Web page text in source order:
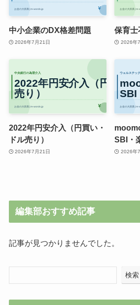
中小企業のDX格差問題
2026年7月21日
保育士
2026年
2022年円安介入（円買い・
ドル売り）
2026年7月21日
SBI・
2026年
編集部おすすめ記事
記事が見つかりませんでした。
検索